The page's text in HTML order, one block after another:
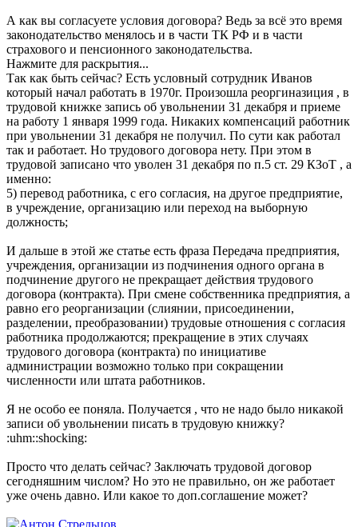
А как вы согласуете условия договора? Ведь за всё это время
законодательство менялось и в части ТК РФ и в части
страхового и пенсионного законодательства.
Нажмите для раскрытия...
Так как быть сейчас? Есть условный сотрудник Иванов
который начал работать в 1970г. Произошла реоргиназиция , в
трудовой книжке запись об увольнении 31 декабря и приеме
на работу 1 января 1999 года. Никаких компенсаций работник
при увольнении 31 декабря не получил. По сути как работал
так и работает. Но трудового договора нету. При этом в
трудовой записано что уволен 31 декабря по п.5 ст. 29 КЗоТ , а
именно:
5) перевод работника, с его согласия, на другое предприятие,
в учреждение, организацию или переход на выборную
должность;
И дальше в этой же статье есть фраза Передача предприятия,
учреждения, организации из подчинения одного органа в
подчинение другого не прекращает действия трудового
договора (контракта). При смене собственника предприятия, а
равно его реорганизации (слиянии, присоединении,
разделении, преобразовании) трудовые отношения с согласия
работника продолжаются; прекращение в этих случаях
трудового договора (контракта) по инициативе
администрации возможно только при сокращении
численности или штата работников.
Я не особо ее поняла. Получается , что не надо было никакой
записи об увольнении писать в трудовую книжку?
:uhm::shocking:
Просто что делать сейчас? Заключать трудовой договор
сегодняшним числом? Но это не правильно, он же работает
уже очень давно. Или какое то доп.соглашение может?